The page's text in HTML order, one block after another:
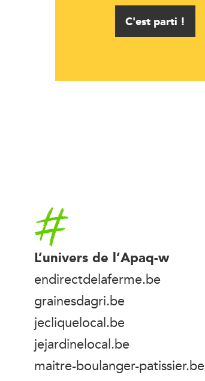
C'est parti !
Accueil
L’univers de l’Apaq-w
endirectdelaferme.be
grainesdagri.be
jecliquelocal.be
jejardinelocal.be
maitre-boulanger-patissier.be